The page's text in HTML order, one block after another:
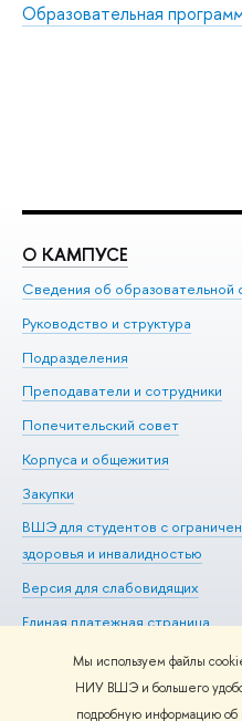
Мы используем файлы
НИУ ВШЭ и большего
подробную информацию об
Образовательная
О КАМПУСЕ
Сведения об образовательной
Руководство и структура
Подразделения
Преподаватели и сотрудники
Попечительский совет
Корпуса и общежития
Закупки
ВШЭ для студентов с
здоровья и инвалидностью
Версия для слабовидящих
Единая платежная страница